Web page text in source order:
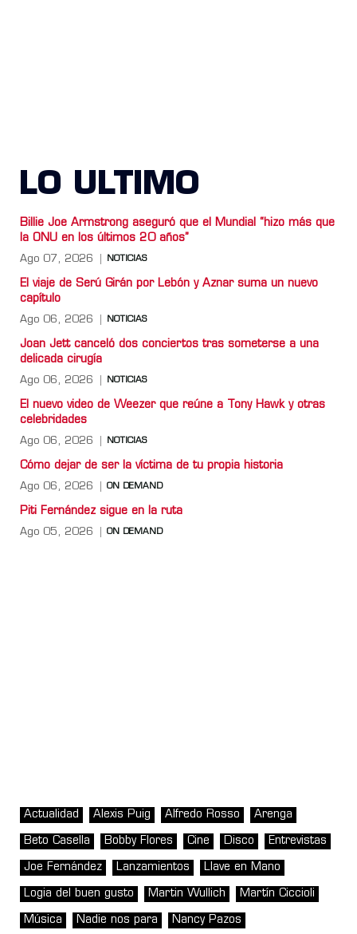
LO ULTIMO
Billie Joe Armstrong aseguró que el Mundial “hizo más que
la ONU en los últimos 20 años”
Ago 07, 2026 NOTICIAS
El viaje de Serú Girán por Lebón y Aznar suma un nuevo
capítulo
Ago 06, 2026 NOTICIAS
Joan Jett canceló dos conciertos tras someterse a una
delicada cirugía
Ago 06, 2026 NOTICIAS
El nuevo video de Weezer que reúne a Tony Hawk y otras
celebridades
Ago 06, 2026 NOTICIAS
Cómo dejar de ser la víctima de tu propia historia
Ago 06, 2026 ON DEMAND
Piti Fernández sigue en la ruta
Ago 05, 2026 ON DEMAND
Actualidad Alexis Puig Alfredo Rosso Arenga
Beto Casella Bobby Flores Cine Disco Entrevistas
Joe Fernández Lanzamientos Llave en Mano
Logia del buen gusto Martin Wullich Martín Ciccioli
Música Nadie nos para Nancy Pazos